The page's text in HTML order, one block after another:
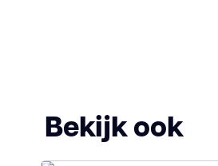
Bekijk ook